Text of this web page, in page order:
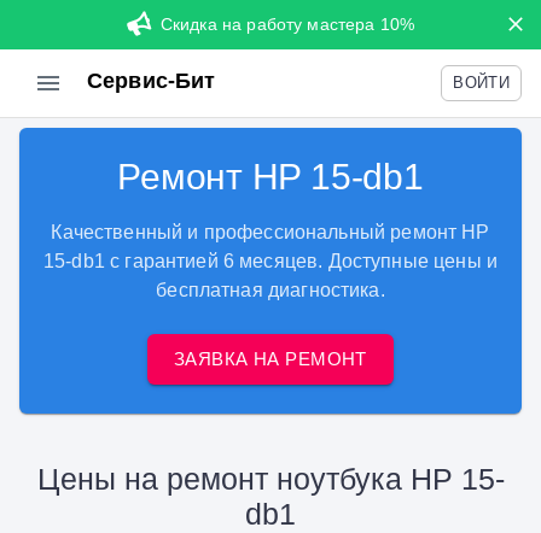
Скидка на работу мастера 10%
Сервис-Бит ВОЙТИ
Ремонт HP 15-db1
Качественный и профессиональный ремонт HP
15-db1 с гарантией 6 месяцев. Доступные цены и
бесплатная диагностика.
ЗАЯВКА НА РЕМОНТ
Цены на ремонт ноутбука HP 15-
db1